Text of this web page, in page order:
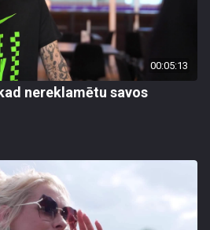
00:05:13
nereklamētu savos